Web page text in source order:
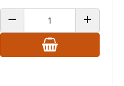
ANZAHL VERRINGERN ANZAHL